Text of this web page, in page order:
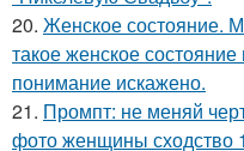
20. Женское состояние.
такое женское
понимание искажено.
21. Промпт: не меняй
фото женщины сходство